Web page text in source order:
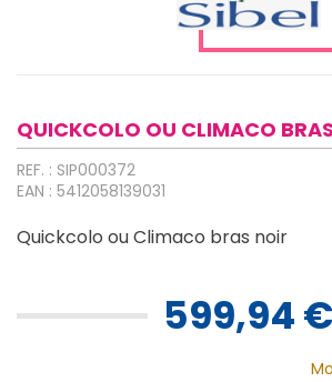
QUICKCOLO OU CLIMACO
REF. : SIP000372
EAN : 5412058139031
Quickcolo ou Climaco bras noir
599,94 €